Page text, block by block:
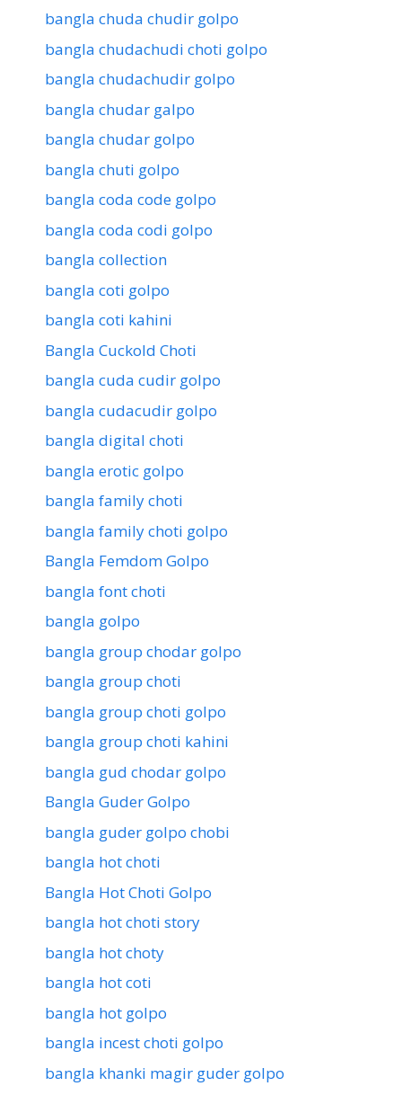
bangla chuda chudir golpo
bangla chudachudi choti golpo
bangla chudachudir golpo
bangla chudar galpo
bangla chudar golpo
bangla chuti golpo
bangla coda code golpo
bangla coda codi golpo
bangla collection
bangla coti golpo
bangla coti kahini
Bangla Cuckold Choti
bangla cuda cudir golpo
bangla cudacudir golpo
bangla digital choti
bangla erotic golpo
bangla family choti
bangla family choti golpo
Bangla Femdom Golpo
bangla font choti
bangla golpo
bangla group chodar golpo
bangla group choti
bangla group choti golpo
bangla group choti kahini
bangla gud chodar golpo
Bangla Guder Golpo
bangla guder golpo chobi
bangla hot choti
Bangla Hot Choti Golpo
bangla hot choti story
bangla hot choty
bangla hot coti
bangla hot golpo
bangla incest choti golpo
bangla khanki magir guder golpo